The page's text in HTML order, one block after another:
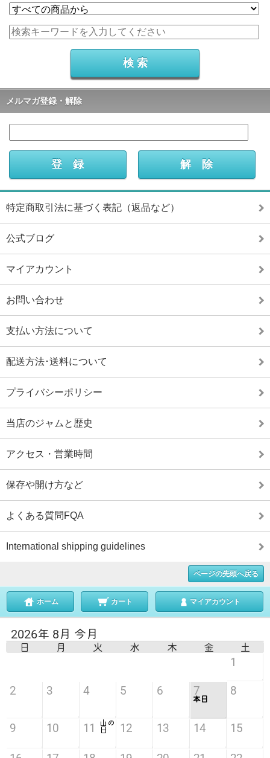
メルマガ登録・解除
特定商取引法に基づく表記（返品など）
公式ブログ
マイアカウント
お問い合わせ
支払い方法について
配送方法･送料について
プライバシーポリシー
当店のジャムと歴史
アクセス・営業時間
保存や開け方など
よくある質問FQA
International shipping guidelines
ページの先頭へ戻る
ホーム カート マイアカウント